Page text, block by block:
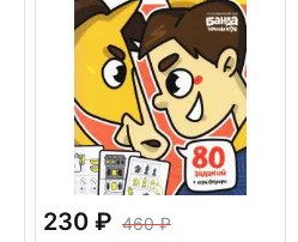
230
460